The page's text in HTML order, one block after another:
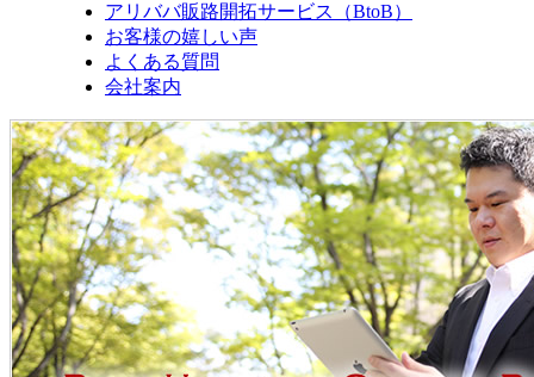
アリババ販路開拓サービス（BtoB）
お客様の嬉しい声
よくある質問
会社案内